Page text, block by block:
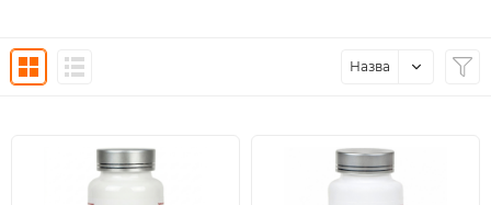
Назва